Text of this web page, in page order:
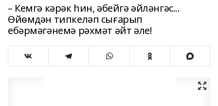
– Кемгә кәрәк һин, әбейгә әйләнгәс...
Өйөмдән типкеләп сығарып
ебәрмәгәнемә рәхмәт әйт әле!